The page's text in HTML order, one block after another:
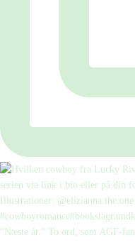
“Næste år.” To ord, som AGF-